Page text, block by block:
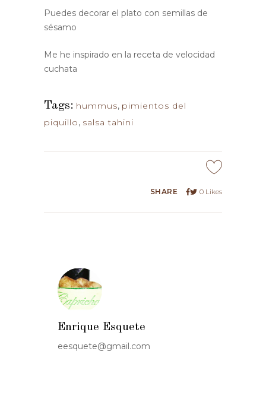
Puedes decorar el plato con semillas de
sésamo
Me he inspirado en la receta de velocidad
cuchata
Tags: hummus, pimientos del
piquillo, salsa tahini
SHARE 0 Likes
Enrique Esquete
eesquete@gmail.com